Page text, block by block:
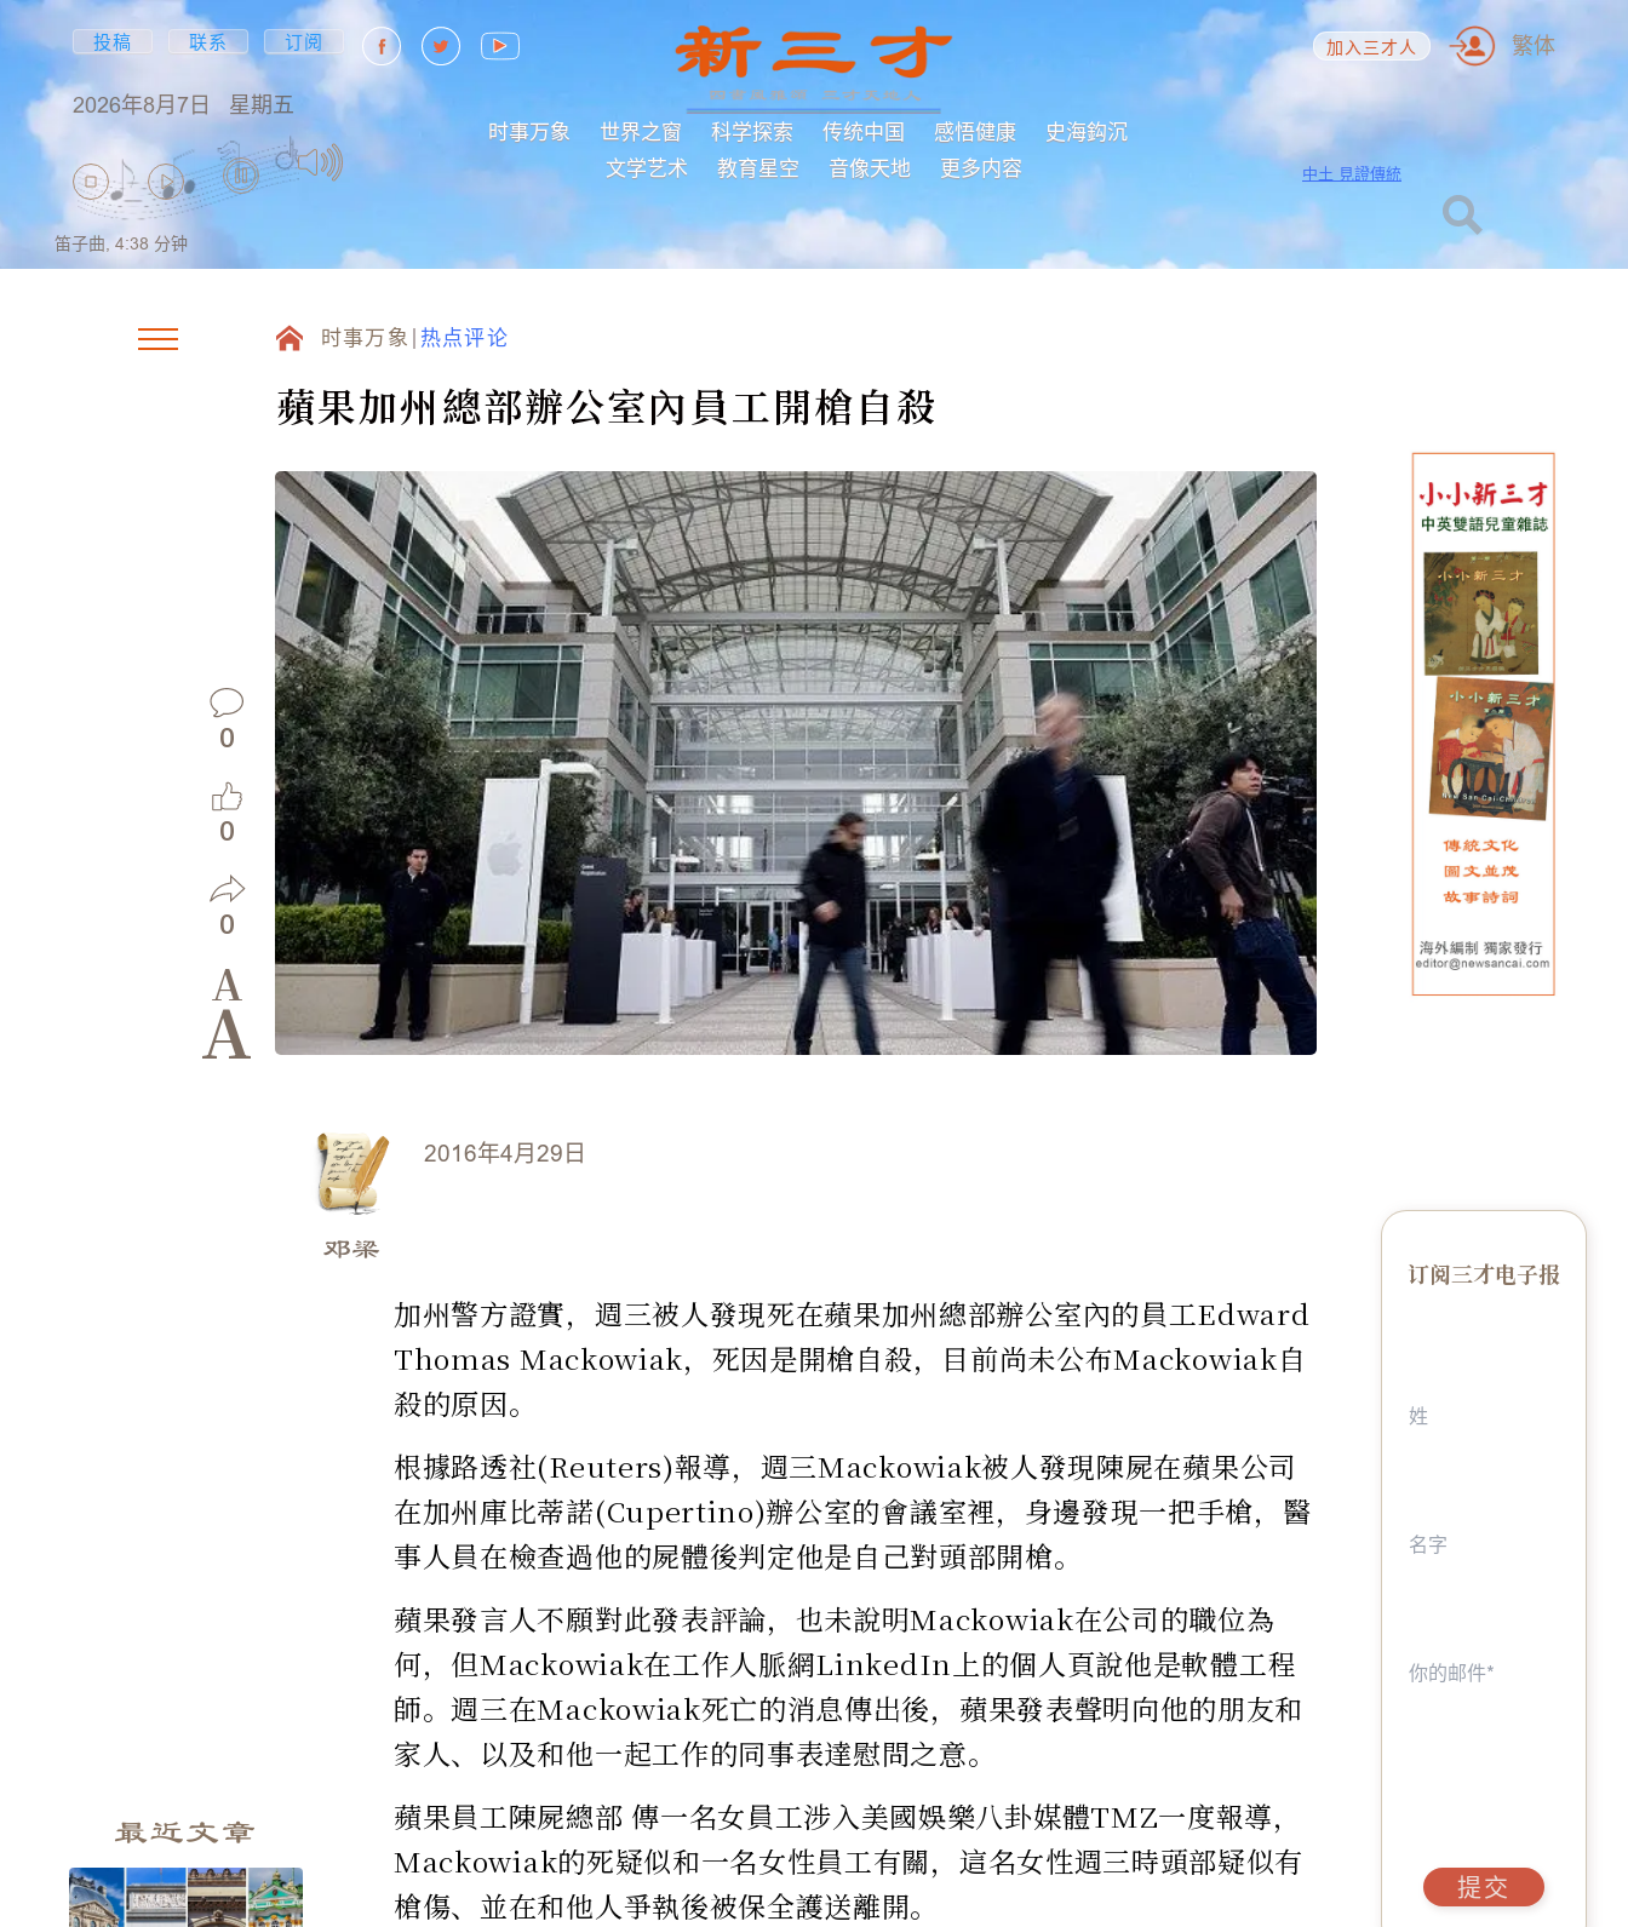
投稿 联系 订阅
2026年8月7日 星期五
时事万象 世界之窗 科学探索 传统中国 感悟健康
史海鈎沉
文学艺术
教育星空 音像天地 更多内容
加入三才人 繁体
中土 見證傳統
笛子曲, 4:38 分钟
时事万象 热点评论
蘋果加州總部辦公室內員工開槍自殺
0
0
0
A
A
最近文章
2016年4月29日
邓梁
加州警方證實，週三被人發現死在蘋果加州總部辦公室內的員工Edward
Thomas Mackowiak，死因是開槍自殺，目前尚未公布Mackowiak自
殺的原因。
根據路透社(Reuters)報導，週三Mackowiak被人發現陳屍在蘋果公司
在加州庫比蒂諾(Cupertino)辦公室的會議室裡，身邊發現一把手槍，醫
事人員在檢查過他的屍體後判定他是自己對頭部開槍。
蘋果發言人不願對此發表評論，也未說明Mackowiak在公司的職位為
何，但Mackowiak在工作人脈網LinkedIn上的個人頁說他是軟體工程
師。週三在Mackowiak死亡的消息傳出後，蘋果發表聲明向他的朋友和
家人、以及和他一起工作的同事表達慰問之意。
蘋果員工陳屍總部 傳一名女員工涉入美國娛樂八卦媒體TMZ一度報導，
Mackowiak的死疑似和一名女性員工有關，這名女性週三時頭部疑似有
槍傷、並在和他人爭執後被保全護送離開。
订阅三才电子报
提交